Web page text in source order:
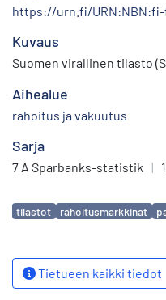
https://urn.fi/URN:NBN:fi-
Kuvaus
Suomen virallinen tilasto
Aihealue
rahoitus ja vakuutus
Sarja
7 A Sparbanks-statistik |
Avainsanat
tilastot rahoitusmarkkinat
Tietueen kaikki tiedot